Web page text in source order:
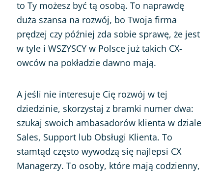
to Ty możesz być tą osobą. To naprawdę
duża szansa na rozwój, bo Twoja firma
prędzej czy później zda sobie sprawę, że jest
w tyle i WSZYSCY w Polsce już takich CX-
owców na pokładzie dawno mają.
A jeśli nie interesuje Cię rozwój w tej
dziedzinie, skorzystaj z bramki numer dwa:
szukaj swoich ambasadorów klienta w dziale
Sales, Support lub Obsługi Klienta. To
stamtąd często wywodzą się najlepsi CX
Managerzy. To osoby, które mają codzienny,